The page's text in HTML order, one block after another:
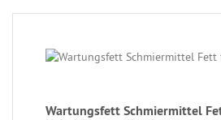
Wartungsfett Schmiermittel